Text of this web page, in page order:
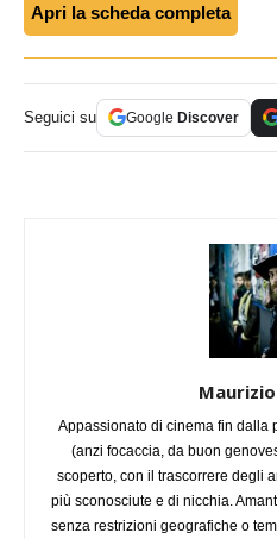
Apri la scheda completa
Seguici su Google Discover
Appassionato di cinema fin dalla
(anzi focaccia, da buon
scoperto, con il trascorrere degli
più sconosciute e di nicchia.
senza restrizioni geografiche o